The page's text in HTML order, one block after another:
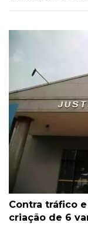
Contra tráfico
criação de 6